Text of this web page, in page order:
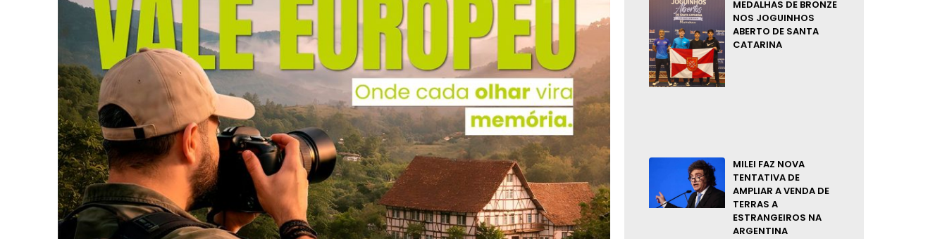
MEDALHAS DE BRONZE
NOS JOGUINHOS
ABERTO DE SANTA
CATARINA
MILEI FAZ NOVA
TENTATIVA DE
AMPLIAR A VENDA DE
TERRAS A
ESTRANGEIROS NA
ARGENTINA